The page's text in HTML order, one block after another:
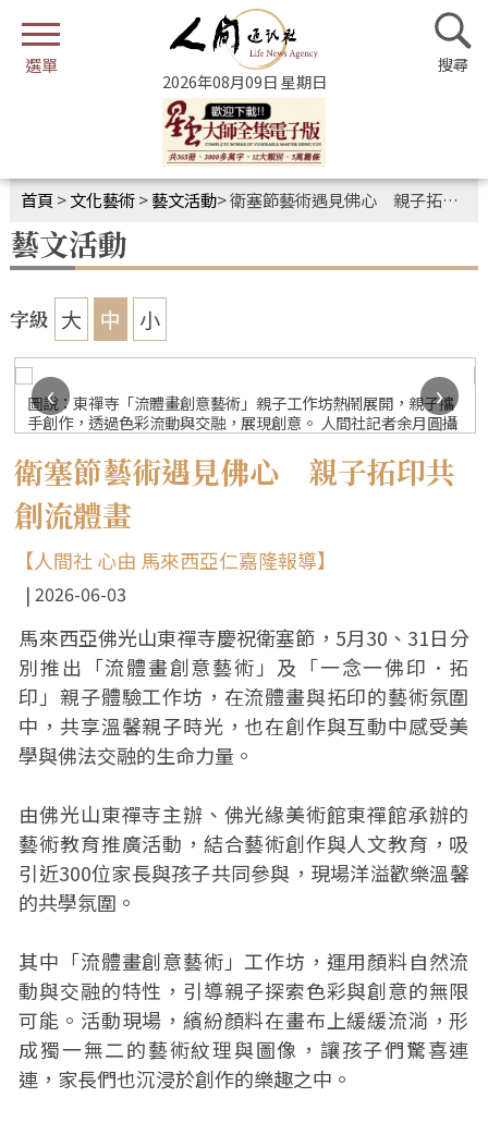
2026年08月09日 星期日
首頁 >文化藝術>藝文活動>衛塞節藝術遇見佛心 親子拓印共創流體畫
藝文活動
字級 大 中 小
圖說：東禪寺「流體畫創意藝術」親子工作坊熱鬧展開，親子攜
手創作，透過色彩流動與交融，展現創意。 人間社記者余月圓攝
‹
›
衛塞節藝術遇見佛心 親子拓印共
創流體畫
【人間社 心由 馬來西亞仁嘉隆報導】
2026-06-03
馬來西亞佛光山東禪寺慶祝衛塞節，5月30、31日分
別推出「流體畫創意藝術」及「一念一佛印．拓
印」親子體驗工作坊，在流體畫與拓印的藝術氛圍
中，共享溫馨親子時光，也在創作與互動中感受美
學與佛法交融的生命力量。
由佛光山東禪寺主辦、佛光緣美術館東禪館承辦的
藝術教育推廣活動，結合藝術創作與人文教育，吸
引近300位家長與孩子共同參與，現場洋溢歡樂溫馨
的共學氛圍。
其中「流體畫創意藝術」工作坊，運用顏料自然流
動與交融的特性，引導親子探索色彩與創意的無限
可能。活動現場，繽紛顏料在畫布上緩緩流淌，形
成獨一無二的藝術紋理與圖像，讓孩子們驚喜連
連，家長們也沉浸於創作的樂趣之中。